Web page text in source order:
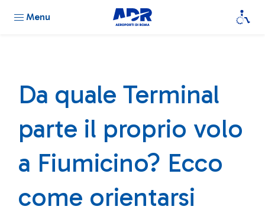
Menu
Da quale Terminal
parte il proprio volo
a Fiumicino? Ecco
come orientarsi